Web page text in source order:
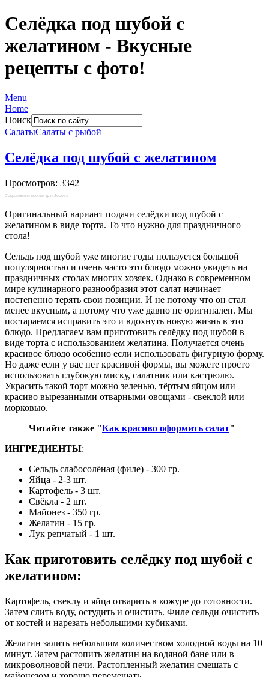
Селёдка под шубой с
желатином - Вкусные
рецепты с фото!
Menu
Home
Поиск
СалатыСалаты с рыбой
Селёдка под шубой с желатином
Просмотров: 3342
Социальные кнопки для Joomla
Оригинальный вариант подачи селёдки под шубой с
желатином в виде торта. То что нужно для праздничного
стола!
Сельдь под шубой уже многие годы пользуется большой
популярностью и очень часто это блюдо можно увидеть на
праздничных столах многих хозяек. Однако в современном
мире кулинарного разнообразия этот салат начинает
постепенно терять свои позиции. И не потому что он стал
менее вкусным, а потому что уже давно не оригинален. Мы
постараемся исправить это и вдохнуть новую жизнь в это
блюдо. Предлагаем вам приготовить селёдку под шубой в
виде торта с использованием желатина. Получается очень
красивое блюдо особенно если использовать фигурную форму.
Но даже если у вас нет красивой формы, вы можете просто
использовать глубокую миску, салатник или кастрюлю.
Украсить такой торт можно зеленью, тёртым яйцом или
красиво вырезанными отварными овощами - свеклой или
морковью.
Читайте также "Как красиво оформить салат"
ИНГРЕДИЕНТЫ:
Сельдь слабосолёная (филе) - 300 гр.
Яйца - 2-3 шт.
Картофель - 3 шт.
Свёкла - 2 шт.
Майонез - 350 гр.
Желатин - 15 гр.
Лук репчатый - 1 шт.
Как приготовить селёдку под шубой с
желатином:
Картофель, свеклу и яйца отварить в кожуре до готовности.
Затем слить воду, остудить и очистить. Филе сельди очистить
от костей и нарезать небольшими кубиками.
Желатин залить небольшим количеством холодной воды на 10
минут. Затем растопить желатин на водяной бане или в
микроволновой печи. Растопленный желатин смешать с